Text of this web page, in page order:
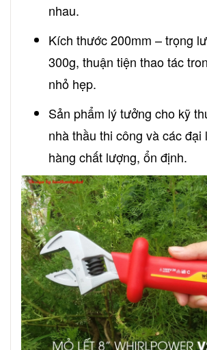
nhau.
Kích thước 200mm – trọng
300g, thuận tiện thao tác
nhỏ hẹp.
Sản phẩm lý tưởng cho kỹ
nhà thầu thi công và các đại
hàng chất lượng, ổn định.